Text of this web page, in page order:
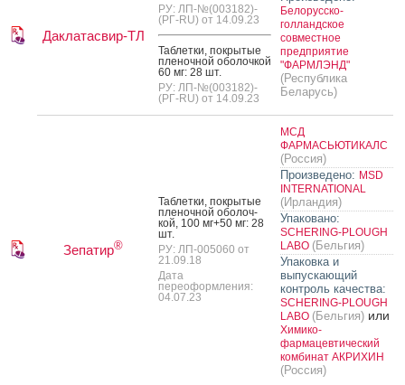
Даклатасвир-ТЛ
РУ: ЛП-№(003182)-
(РГ-RU) от 14.09.23
Таб­летки, пок­ры­тые
пле­ноч­ной обо­лоч­кой
60 мг: 28 шт.
РУ: ЛП-№(003182)-
(РГ-RU) от 14.09.23
Белорусско-
голландское
совместное
предприятие
"ФАРМЛЭНД"
(Республика
Беларусь)
Зепатир®
Таб­летки, пок­ры­тые
пле­ноч­ной обо­лоч­
кой, 100 мг+50 мг: 28
шт.
РУ: ЛП-005060 от
21.09.18
Дата
переоформления:
04.07.23
МСД
ФАРМАСЬЮТИКАЛС
(Россия)
Произведено: MSD
INTERNATIONAL
(Ирландия)
Упаковано:
SCHERING-PLOUGH
LABO (Бельгия)
Упаковка и
выпускающий
контроль качества:
SCHERING-PLOUGH
LABO (Бельгия) или
Химико-
фармацевтический
комбинат АКРИХИН
(Россия)